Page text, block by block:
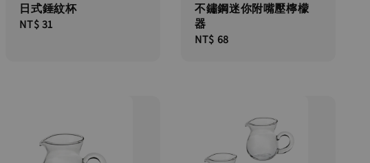
日式錘紋杯
Regular
NT$ 31
不鏽鋼迷你附嘴壓檸檬
器
Regular
NT$ 68